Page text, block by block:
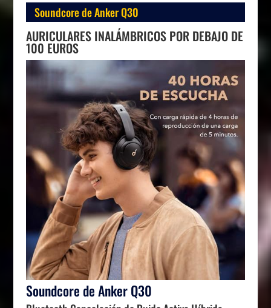
Soundcore de Anker Q30
AURICULARES INALÁMBRICOS POR DEBAJO DE
100 EUROS
Soundcore de Anker Q30